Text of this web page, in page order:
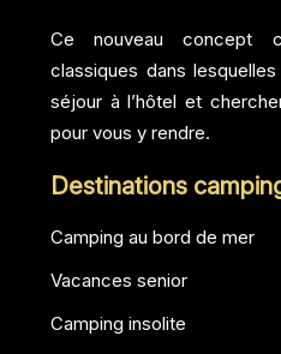
Ce nouveau concept
classiques dans
séjour à l’hôtel et
pour vous y rendre.
Destinations
Camping au bord de mer
Vacances senior
Camping insolite